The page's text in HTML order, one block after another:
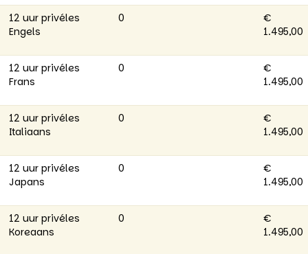
12 uur privéles
Engels
0
€
1.495,00
12 uur privéles
Frans
0
€
1.495,00
12 uur privéles
Italiaans
0
€
1.495,00
12 uur privéles
Japans
0
€
1.495,00
12 uur privéles
Koreaans
0
€
1.495,00